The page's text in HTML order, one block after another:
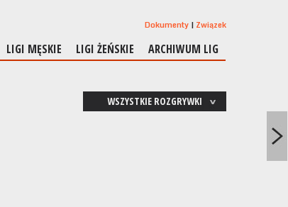
Dokumenty Związek
LIGI MĘSKIE LIGI ŻEŃSKIE ARCHIWUM LIG
WSZYSTKIE ROZGRYWKI